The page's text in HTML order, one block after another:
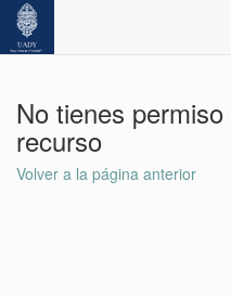
No tienes
recurso
Volver a la página anterior